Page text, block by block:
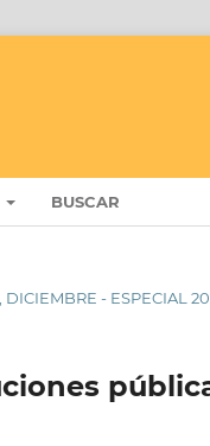
BUSCAR
DICIEMBRE - ESPECIAL